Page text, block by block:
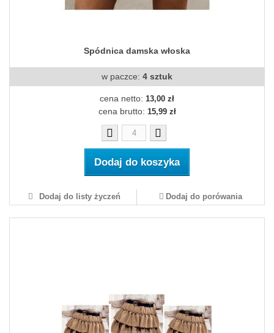
Spódnica damska włoska
w paczce: 4 sztuk
cena netto: 13,00 zł
cena brutto: 15,99 zł
Dodaj do koszyka
Dodaj do listy życzeń Dodaj do porówania